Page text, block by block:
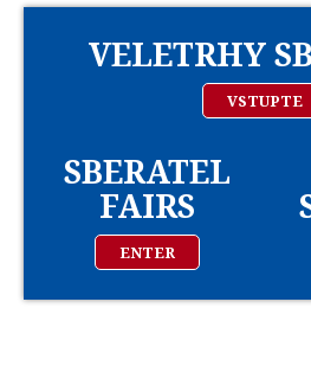
VELETRHY
VSTUPTE
SBERATEL
FAIRS
ENTER